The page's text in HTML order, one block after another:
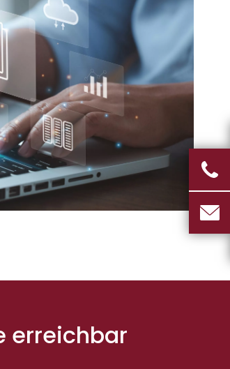
erreichbar